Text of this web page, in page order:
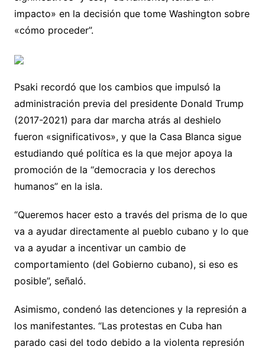
impacto» en la decisión que tome Washington sobre
«cómo proceder”.
Psaki recordó que los cambios que impulsó la
administración previa del presidente Donald Trump
(2017-2021) para dar marcha atrás al deshielo
fueron «significativos», y que la Casa Blanca sigue
estudiando qué política es la que mejor apoya la
promoción de la “democracia y los derechos
humanos” en la isla.
“Queremos hacer esto a través del prisma de lo que
va a ayudar directamente al pueblo cubano y lo que
va a ayudar a incentivar un cambio de
comportamiento (del Gobierno cubano), si eso es
posible”, señaló.
Asimismo, condenó las detenciones y la represión a
los manifestantes. “Las protestas en Cuba han
parado casi del todo debido a la violenta represión